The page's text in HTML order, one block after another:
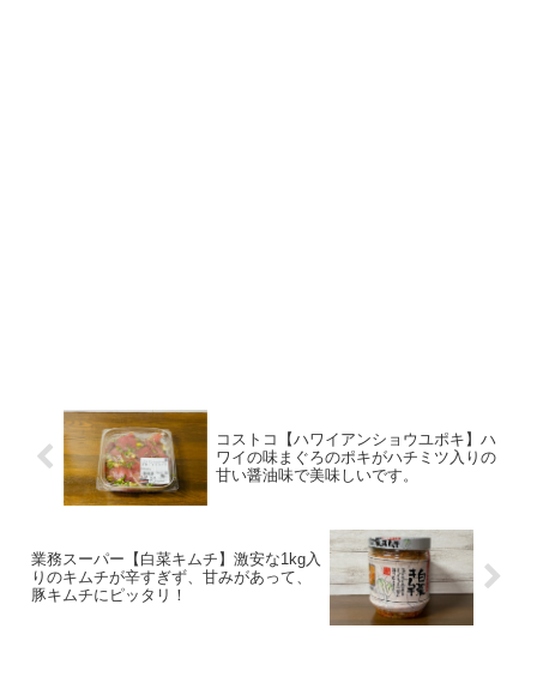
コストコ【ハワイアンショウユポキ】ハ
ワイの味まぐろのポキがハチミツ入りの
甘い醤油味で美味しいです。
業務スーパー【白菜キムチ】激安な1kg入
りのキムチが辛すぎず、甘みがあって、
豚キムチにピッタリ！